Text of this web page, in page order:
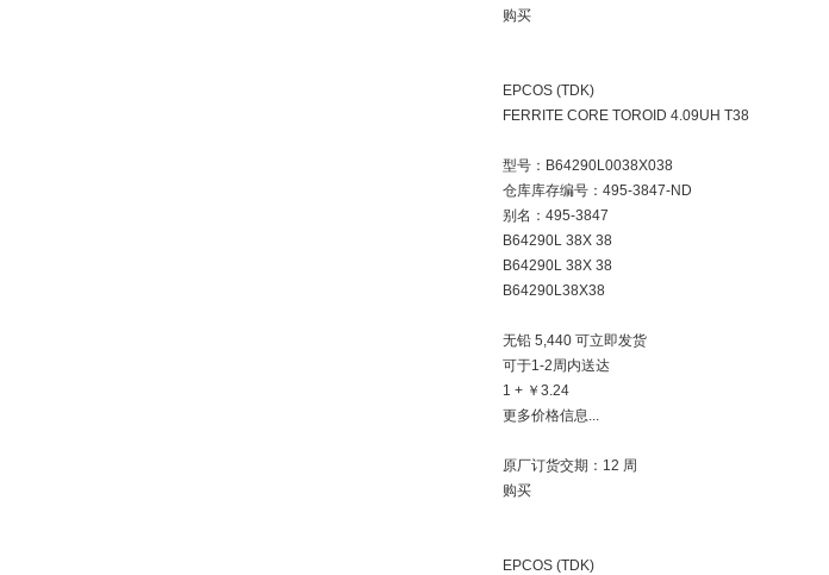
购买
EPCOS (TDK)
FERRITE CORE TOROID 4.09UH T38
型号：B64290L0038X038
仓库库存编号：495-3847-ND
别名：495-3847
B64290L 38X 38
B64290L 38X 38
B64290L38X38
无铅 5,440 可立即发货
可于1-2周内送达
1 + ￥3.24
更多价格信息...
原厂订货交期：12 周
购买
EPCOS (TDK)